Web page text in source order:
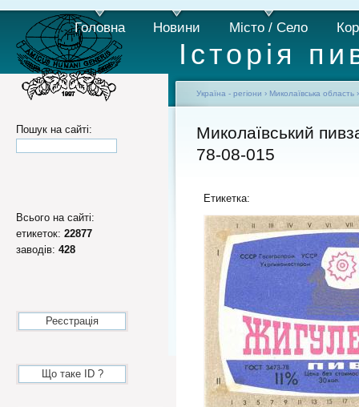
Історія
Головна Новини Місто / Село
Пошук на сайті:
Всього на сайті:
етикеток: 22877
заводів: 428
Реєстрація
Що таке ID ?
Україна - регіони › Миколаївська область
Миколаївський
78-08-015
Етикетка: